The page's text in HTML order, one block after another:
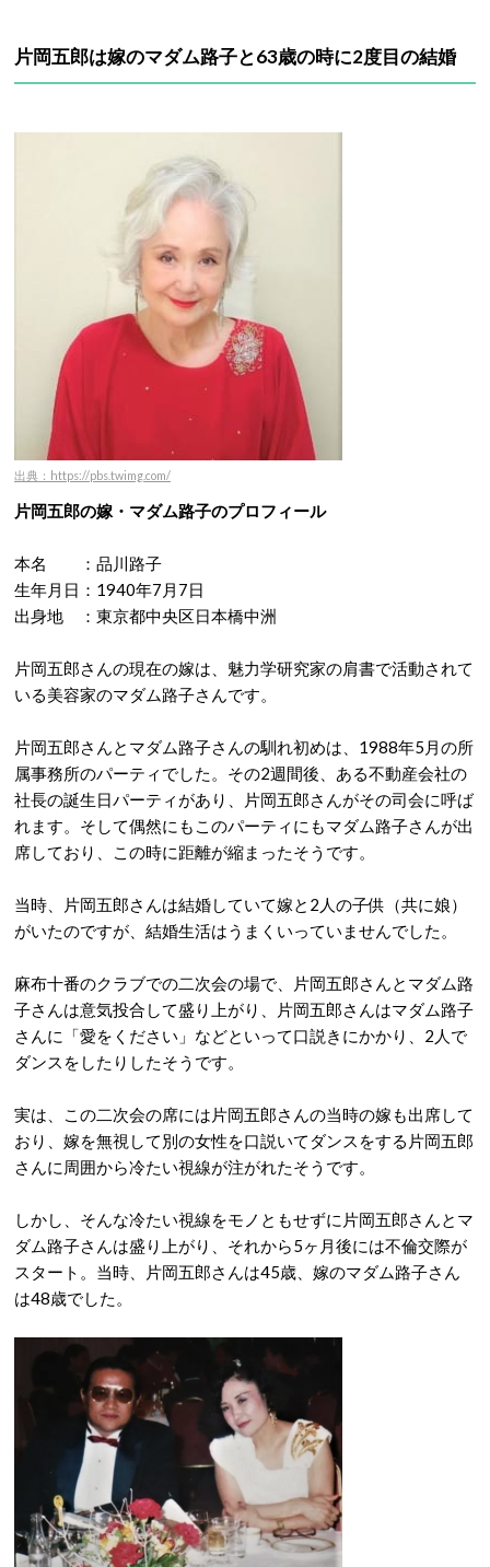
片岡五郎は嫁のマダム路子と63歳の時に2度目の結婚
出典：https://pbs.twimg.com/
片岡五郎の嫁・マダム路子のプロフィール
本名 ：品川路子
生年月日：1940年7月7日
出身地 ：東京都中央区日本橋中洲
片岡五郎さんの現在の嫁は、魅力学研究家の肩書で活動されて
いる美容家のマダム路子さんです。
片岡五郎さんとマダム路子さんの馴れ初めは、1988年5月の所
属事務所のパーティでした。その2週間後、ある不動産会社の
社長の誕生日パーティがあり、片岡五郎さんがその司会に呼ば
れます。そして偶然にもこのパーティにもマダム路子さんが出
席しており、この時に距離が縮まったそうです。
当時、片岡五郎さんは結婚していて嫁と2人の子供（共に娘）
がいたのですが、結婚生活はうまくいっていませんでした。
麻布十番のクラブでの二次会の場で、片岡五郎さんとマダム路
子さんは意気投合して盛り上がり、片岡五郎さんはマダム路子
さんに「愛をください」などといって口説きにかかり、2人で
ダンスをしたりしたそうです。
実は、この二次会の席には片岡五郎さんの当時の嫁も出席して
おり、嫁を無視して別の女性を口説いてダンスをする片岡五郎
さんに周囲から冷たい視線が注がれたそうです。
しかし、そんな冷たい視線をモノともせずに片岡五郎さんとマ
ダム路子さんは盛り上がり、それから5ヶ月後には不倫交際が
スタート。当時、片岡五郎さんは45歳、嫁のマダム路子さん
は48歳でした。